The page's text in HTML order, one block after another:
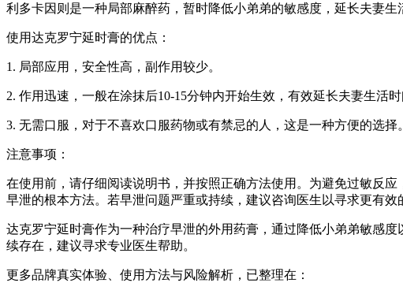
利多卡因则是一种局部麻醉药，暂时降低小弟弟的敏感度，延长夫妻生
使用达克罗宁延时膏的优点：
1. 局部应用，安全性高，副作用较少。
2. 作用迅速，一般在涂抹后10-15分钟内开始生效，有效延长夫妻生活时
3. 无需口服，对于不喜欢口服药物或有禁忌的人，这是一种方便的选择。
注意事项：
在使用前，请仔细阅读说明书，并按照正确方法使用。为避免过敏反
早泄的根本方法。若早泄问题严重或持续，建议咨询医生以寻求更有效
达克罗宁延时膏作为一种治疗早泄的外用药膏，通过降低小弟弟敏感
续存在，建议寻求专业医生帮助。
更多品牌真实体验、使用方法与风险解析，已整理在：